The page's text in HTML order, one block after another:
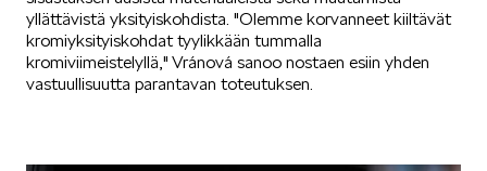
yllättävistä yksityiskohdista. "Olemme korvanneet kiiltävät
kromiyksityiskohdat tyylikkään tummalla
kromiviimeistelyllä," Vránová sanoo nostaen esiin yhden
vastuullisuutta parantavan toteutuksen.